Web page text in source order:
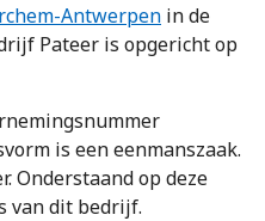
Antwerpen in de
Pateer is opgericht op
is een eenmanszaak.
Onderstaand op deze
van dit bedrijf.